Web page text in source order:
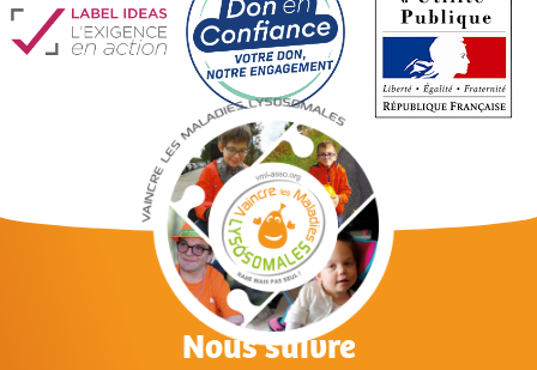
Nous suivre